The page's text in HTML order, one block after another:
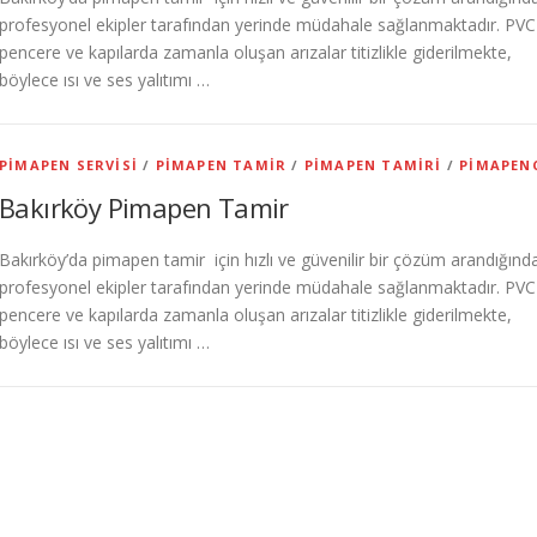
profesyonel ekipler tarafından yerinde müdahale sağlanmaktadır. PVC
pencere ve kapılarda zamanla oluşan arızalar titizlikle giderilmekte,
böylece ısı ve ses yalıtımı …
PIMAPEN SERVISI / PIMAPEN TAMIR / PIMAPEN TAMIRI /
Bakırköy Pimapen Tamir
Bakırköy’da pimapen tamir için hızlı ve güvenilir bir çözüm
profesyonel ekipler tarafından yerinde müdahale sağlanmaktadır. PVC
pencere ve kapılarda zamanla oluşan arızalar titizlikle giderilmekte,
böylece ısı ve ses yalıtımı …